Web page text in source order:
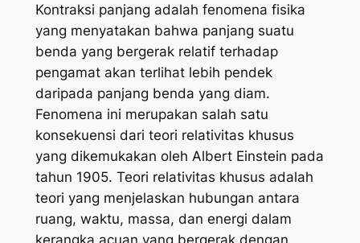
Kontraksi panjang adalah fenomena fisika
yang menyatakan bahwa panjang suatu
benda yang bergerak relatif terhadap
pengamat akan terlihat lebih pendek
daripada panjang benda yang diam.
Fenomena ini merupakan salah satu
konsekuensi dari teori relativitas khusus
yang dikemukakan oleh Albert Einstein pada
tahun 1905. Teori relativitas khusus adalah
teori yang menjelaskan hubungan antara
ruang, waktu, massa, dan energi dalam
kerangka acuan yang bergerak dengan